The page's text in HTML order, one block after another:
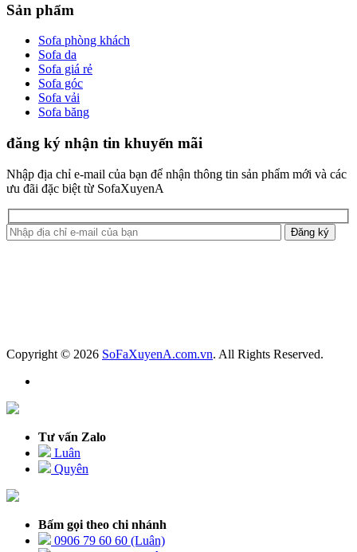
Sản phẩm
Sofa phòng khách
Sofa da
Sofa giá rẻ
Sofa góc
Sofa vải
Sofa băng
đăng ký nhận tin khuyến mãi
Nhập địa chỉ e-mail của bạn để nhận thông tin sản phẩm mới và các
ưu đãi đặc biệt từ SofaXuyenA
Copyright © 2026 SoFaXuyenA.com.vn. All Rights Reserved.
Tư vấn Zalo
Luân
Quyên
Bấm gọi theo chi nhánh
0906 79 60 60 (Luân)